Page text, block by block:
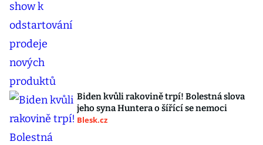
Biden kvůli rakovině trpí! Bolestná slova
jeho syna Huntera o šířící se nemoci
Blesk.cz